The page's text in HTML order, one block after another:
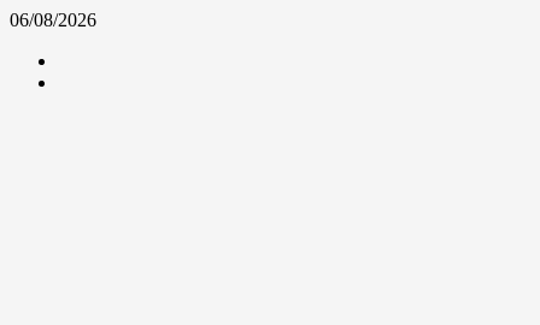
Skip
content
06/08/2026